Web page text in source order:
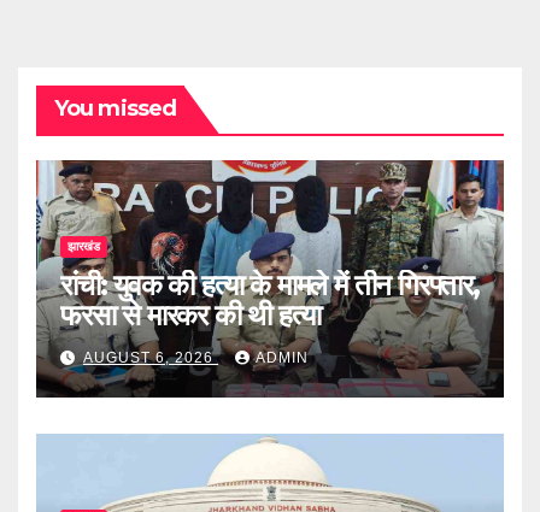
You missed
झारखंड
रांची: युवक की हत्या के मामले में तीन गिरफ्तार,
फरसा से मारकर की थी हत्या
AUGUST 6, 2026 ADMIN